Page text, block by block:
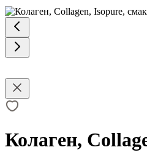
Колаген,